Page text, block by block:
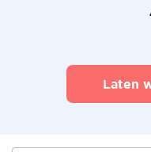
Laten